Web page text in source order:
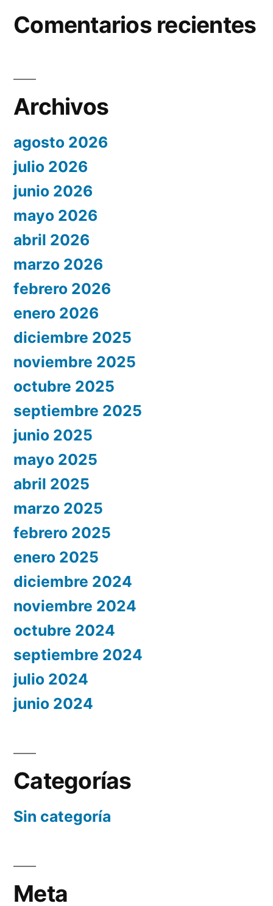
Comentarios recientes
Archivos
agosto 2026
julio 2026
junio 2026
mayo 2026
abril 2026
marzo 2026
febrero 2026
enero 2026
diciembre 2025
noviembre 2025
octubre 2025
septiembre 2025
junio 2025
mayo 2025
abril 2025
marzo 2025
febrero 2025
enero 2025
diciembre 2024
noviembre 2024
octubre 2024
septiembre 2024
julio 2024
junio 2024
Categorías
Sin categoría
Meta